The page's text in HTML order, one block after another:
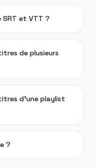
SRT et VTT ?
de plusieurs
d'une playlist
?